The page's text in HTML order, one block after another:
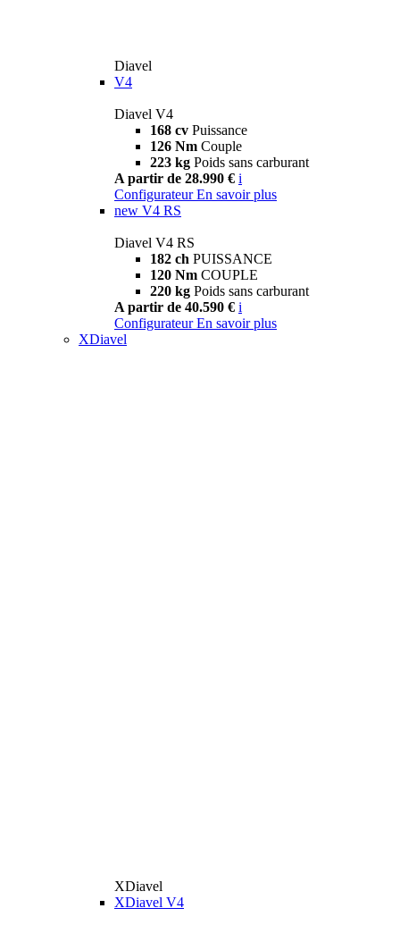
Diavel
V4
Diavel V4
168 cv Puissance
126 Nm Couple
223 kg Poids sans carburant
A partir de 28.990 € i
Configurateur En savoir plus
new V4 RS
Diavel V4 RS
182 ch PUISSANCE
120 Nm COUPLE
220 kg Poids sans carburant
A partir de 40.590 € i
Configurateur En savoir plus
XDiavel
XDiavel
XDiavel V4